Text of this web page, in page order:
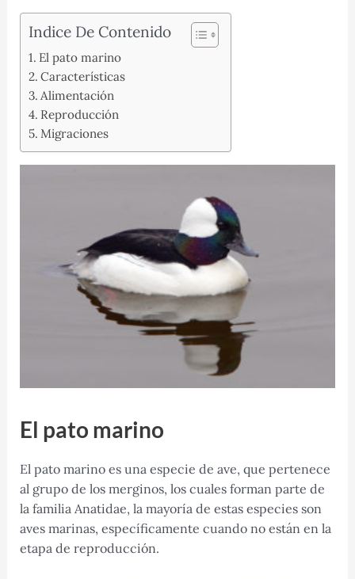
Indice De Contenido
El pato marino
Características
Alimentación
Reproducción
Migraciones
El pato marino
El pato marino es una especie de ave, que pertenece
al grupo de los merginos, los cuales forman parte de
la familia Anatidae, la mayoría de estas especies son
aves marinas, específicamente cuando no están en la
etapa de reproducción.